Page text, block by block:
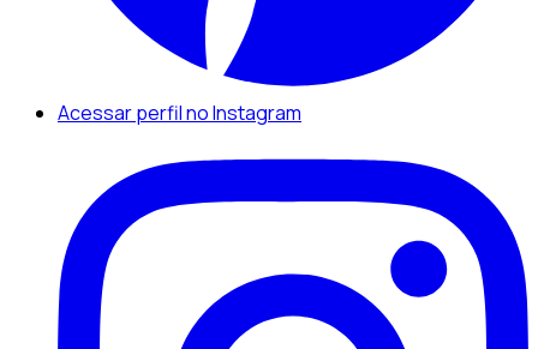
Acessar perfil no Instagram